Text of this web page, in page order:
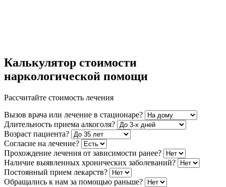
Калькулятор стоимости
наркологической помощи
Рассчитайте стоимость лечения
Вызов врача или лечение в стационаре?
Длительность приема алкоголя?
Возраст пациента?
Согласие на лечение?
Прохождение лечения от зависимости ранее?
Наличие выявленных хронических заболеваний?
Постоянный прием лекарств?
Обращались к нам за помощью раньше?